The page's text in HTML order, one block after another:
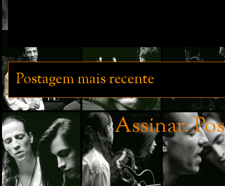
Postagem mais recente
Assinar: